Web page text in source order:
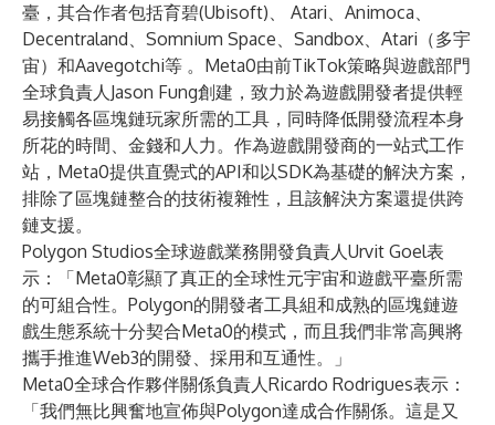
臺，其合作者包括育碧(Ubisoft)、 Atari、Animoca、
Decentraland、Somnium Space、Sandbox、Atari（多宇
宙）和Aavegotchi等 。Meta0由前TikTok策略與遊戲部門
全球負責人Jason Fung創建，致力於為遊戲開發者提供輕
易接觸各區塊鏈玩家所需的工具，同時降低開發流程本身
所花的時間、金錢和人力。作為遊戲開發商的一站式工作
站，Meta0提供直覺式的API和以SDK為基礎的解決方案，
排除了區塊鏈整合的技術複雜性，且該解決方案還提供跨
鏈支援。
Polygon Studios全球遊戲業務開發負責人Urvit Goel表
示：「Meta0彰顯了真正的全球性元宇宙和遊戲平臺所需
的可組合性。Polygon的開發者工具組和成熟的區塊鏈遊
戲生態系統十分契合Meta0的模式，而且我們非常高興將
攜手推進Web3的開發、採用和互通性。」
Meta0全球合作夥伴關係負責人Ricardo Rodrigues表示：
「我們無比興奮地宣佈與Polygon達成合作關係。這是又